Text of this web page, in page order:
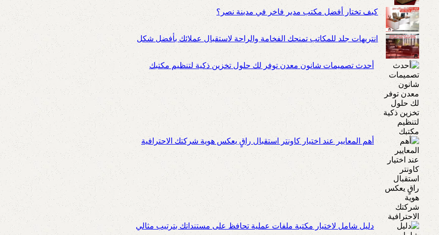
كيف تختار أفضل مكتب مدير فاخر في مدينة نصر؟
انتريهات جلد للمكاتب تمنحك الفخامة والراحة لاستقبال عملائك بأفضل شكل
أحدث تصميمات شانون معدن توفر لك حلول تخزين ذكية لتنظيم مكتبك
أهم المعايير عند اختيار كاونتر استقبال راقٍ يعكس هوية شركتك الاحترافية
دليل شامل لاختيار مكتبة ملفات عملية تحافظ على مستنداتك بترتيب مثالي